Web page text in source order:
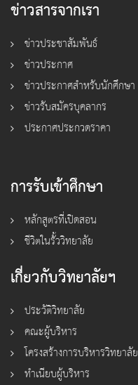
ข่าวสารจากเรา
ข่าวประชาสัมพันธ์
ข่าวประกาศ
ข่าวประกาศสำหรับนักศึกษา
ข่าวรับสมัครบุคลากร
ประกาศประกวดราคา
การรับเข้าศึกษา
หลักสูตรที่เปิดสอน
ชีวิตในรั้ววิทยาลัย
เกี่ยวกับวิทยาลัยฯ
ประวัติวิทยาลัย
คณะผู้บริหาร
โครงสร้างการบริหารวิทยาลัย
ทำเนียบผู้บริหาร